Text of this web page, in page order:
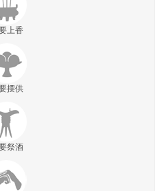
上香
摆供
祭酒